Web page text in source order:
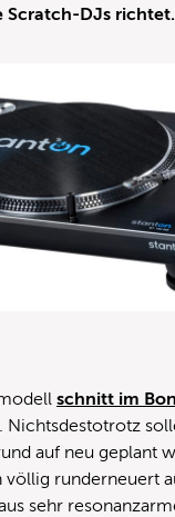
Scratch-DJs richtet.
schnitt im
Nichtsdestotrotz
auf neu geplant
völlig runderneuert
sehr